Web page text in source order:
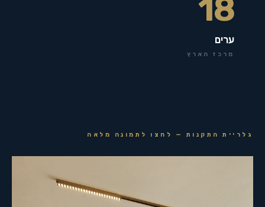
18
ערים
מרכז הארץ
גלריית התקנות — לחצו לתמונה מלאה